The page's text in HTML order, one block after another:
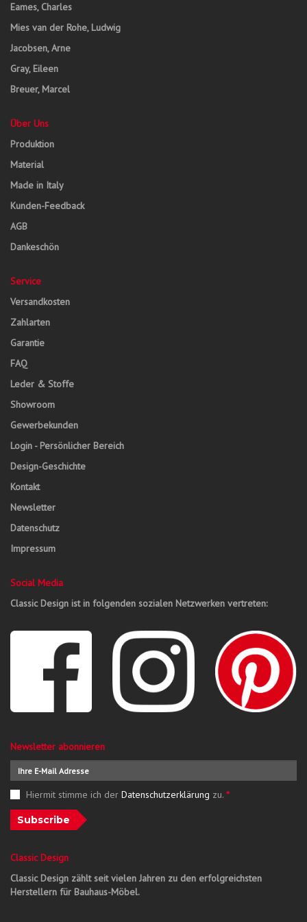
Eames, Charles
Mies van der Rohe, Ludwig
Jacobsen, Arne
Gray, Eileen
Breuer, Marcel
Über Uns
Produktion
Material
Made in Italy
Kunden-Feedback
AGB
Dankeschön
Service
Versandkosten
Zahlarten
Garantie
FAQ
Leder & Stoffe
Showroom
Gewerbekunden
Login - Persönlicher Bereich
Design-Geschichte
Kontakt
Newsletter
Datenschutz
Impressum
Social Media
Classic Design ist in folgenden sozialen Netzwerken vertreten:
Newsletter abonnieren
Hiermit stimme ich der Datenschutzerklärung zu. *
Subscribe
Classic Design
Classic Design zählt seit vielen Jahren zu den erfolgreichsten
Herstellern für Bauhaus-Möbel.